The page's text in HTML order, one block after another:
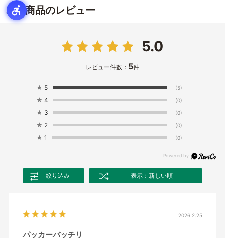
この商品のレビュー
5.0
レビュー件数： 5件
★ 5 (5)
★ 4 (0)
★ 3 (0)
★ 2 (0)
★ 1 (0)
絞り込み 表示：新しい順
2026.2.25
パッカーバッチリ